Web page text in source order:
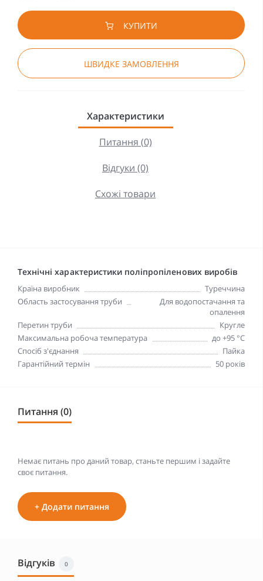
КУПИТИ
ШВИДКЕ ЗАМОВЛЕННЯ
Характеристики
Питання (0)
Відгуки (0)
Схожі товари
Технічні характеристики поліпропіленових виробів
Країна виробник
Туреччина
Область застосування труби
Для водопостачання та
опалення
Перетин труби
Кругле
Максимальна робоча температура
до +95 °С
Спосіб з'єднання
Пайка
Гарантійний термін
50 років
Питання (0)
Немає питань про даний товар, станьте першим і задайте
своє питання.
+ Додати питання
Відгуків 0